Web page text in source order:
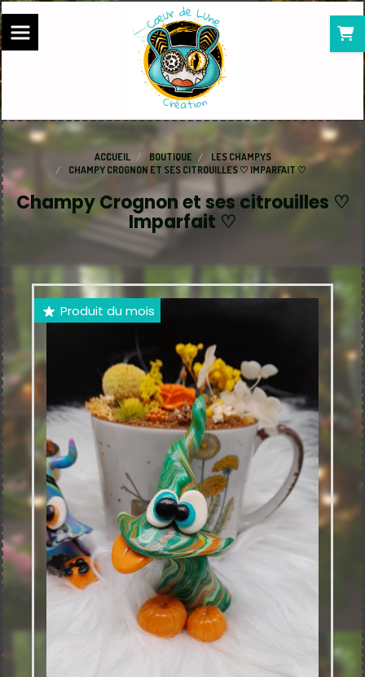
ACCUEIL BOUTIQUE
LES CHAMPYS
CHAMPY CROGNON ET SES CITROUILLES ♡ IMPARFAIT ♡
Champy Crognon et ses citrouilles ♡
Imparfait ♡
Produit du mois
Panneau de gestion des cookies